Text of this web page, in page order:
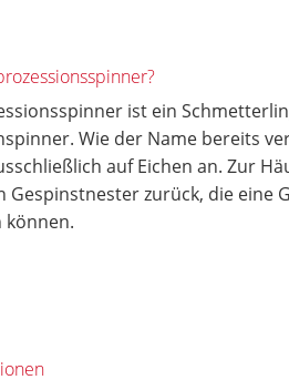
ist ein
Wie der Name bereits
auf Eichen an. Zur
Gespinstnester zurück, die eine
können.